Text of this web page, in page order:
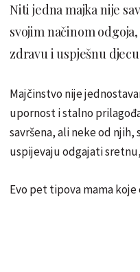
Niti jedna majka nije
svojim načinom
zdravu i uspješnu
Majčinstvo nije
upornost i stalno
savršena, ali neke od njih,
uspijevaju odgajati
Evo pet tipova mama